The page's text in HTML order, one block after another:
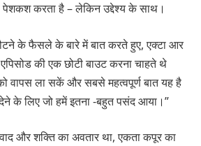
पेशकश करता है – लेकिन उद्देश्य के साथ।
के फैसले के बारे में बात करते हुए, एक्टा आर
की एक छोटी बाउट करना चाहते थे
वापस ला सकें और सबसे महत्वपूर्ण बात यह है
के लिए जो हमें इतना -बहुत पसंद आया।”
और शक्ति का अवतार था, एकता कपूर का